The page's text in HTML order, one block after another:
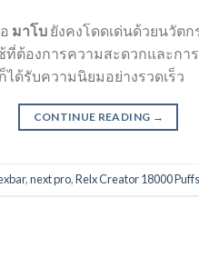
มาโบ ยังคงโดดเด่นด้วยนวัต
ที่ต้องการความสะดวกและกา
ก็ได้รับความนิยมอย่างรวดเร็ว
CONTINUE READING →
,next pro,Relx Creator 18000 Puffs